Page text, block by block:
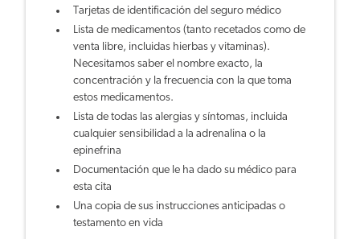
Tarjetas de identificación del seguro médico
Lista de medicamentos (tanto recetados como de
venta libre, incluidas hierbas y vitaminas).
Necesitamos saber el nombre exacto, la
concentración y la frecuencia con la que toma
estos medicamentos.
Lista de todas las alergias y síntomas, incluida
cualquier sensibilidad a la adrenalina o la
epinefrina
Documentación que le ha dado su médico para
esta cita
Una copia de sus instrucciones anticipadas o
testamento en vida